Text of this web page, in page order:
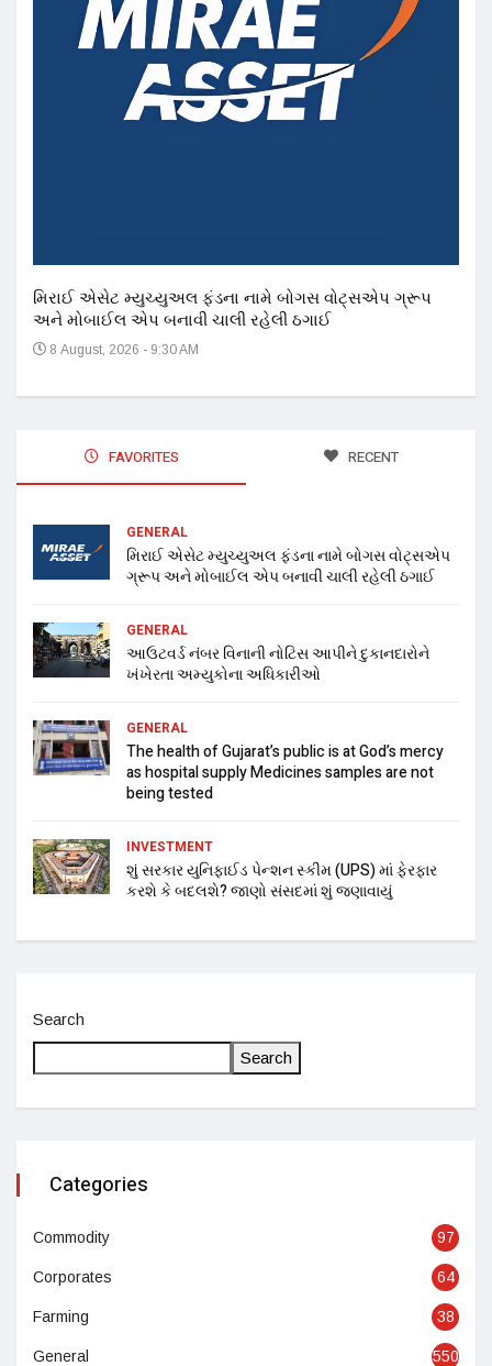
મિરાઈ એસેટ મ્યુચ્યુઅલ ફંડના નામે બોગસ વોટ્સએપ ગ્રૂપ
અને મોબાઈલ એપ બનાવી ચાલી રહેલી ઠગાઈ
8 August, 2026 - 9:30 AM
FAVORITES RECENT
GENERAL
મિરાઈ એસેટ મ્યુચ્યુઅલ ફંડના નામે બોગસ વોટ્સએપ
ગ્રૂપ અને મોબાઈલ એપ બનાવી ચાલી રહેલી ઠગાઈ
GENERAL
આઉટવર્ડ નંબર વિનાની નોટિસ આપીને દુકાનદારોને
ખંખેરતા અમ્યુકોના અધિકારીઓ
GENERAL
The health of Gujarat’s public is at God’s mercy
as hospital supply Medicines samples are not
being tested
INVESTMENT
શું સરકાર યુનિફાઈડ પેન્શન સ્કીમ (UPS) માં ફેરફાર
કરશે કે બદલશે? જાણો સંસદમાં શું જણાવાયું
Search
Search
Categories
Commodity 97
Corporates 64
Farming 38
General 550